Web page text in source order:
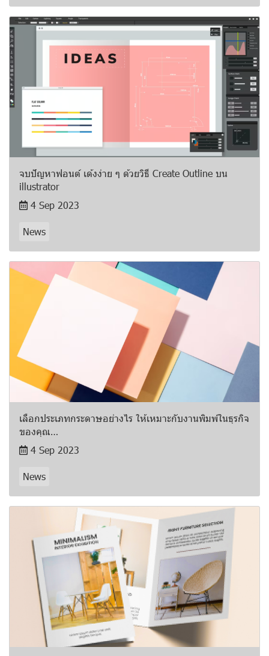
จบปัญหาฟอนต์ เด้งง่าย ๆ ด้วยวิธี Create Outline บน
illustrator
4 Sep 2023
News
เลือกประเภทกระดาษอย่างไร ให้เหมาะกับงานพิมพ์ในธุรกิจ
ของคุณ…
4 Sep 2023
News